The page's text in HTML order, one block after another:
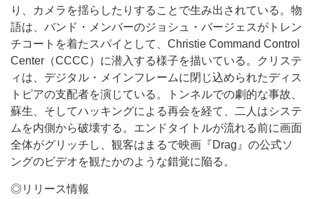
り、カメラを揺らしたりすることで生み出されている。物
語は、バンド・メンバーのジョシュ・バージェスがトレン
チコートを着たスパイとして、Christie Command Control
Center（CCCC）に潜入する様子を描いている。クリステ
ィは、デジタル・メインフレームに閉じ込められたディス
トピアの支配者を演じている。トンネルでの劇的な事故、
蘇生、そしてハッキングによる再会を経て、二人はシステ
ムを内側から破壊する。エンドタイトルが流れる前に画面
全体がグリッチし、観客はまるで映画『Drag』の公式ソ
ングのビデオを観たかのような錯覚に陥る。
◎リリース情報